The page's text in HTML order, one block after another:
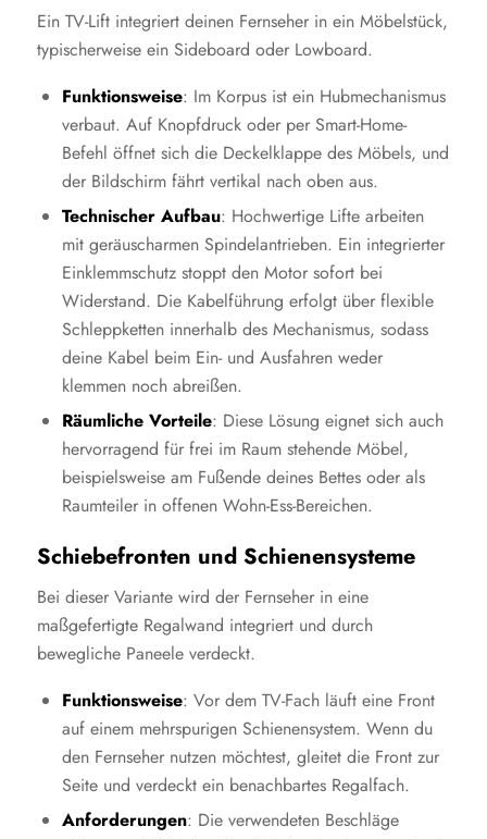
Ein TV-Lift integriert deinen Fernseher in ein Möbelstück,
typischerweise ein Sideboard oder Lowboard.
Funktionsweise: Im Korpus ist ein Hubmechanismus
verbaut. Auf Knopfdruck oder per Smart-Home-
Befehl öffnet sich die Deckelklappe des Möbels, und
der Bildschirm fährt vertikal nach oben aus.
Technischer Aufbau: Hochwertige Lifte arbeiten
mit geräuscharmen Spindelantrieben. Ein integrierter
Einklemmschutz stoppt den Motor sofort bei
Widerstand. Die Kabelführung erfolgt über flexible
Schleppketten innerhalb des Mechanismus, sodass
deine Kabel beim Ein- und Ausfahren weder
klemmen noch abreißen.
Räumliche Vorteile: Diese Lösung eignet sich auch
hervorragend für frei im Raum stehende Möbel,
beispielsweise am Fußende deines Bettes oder als
Raumteiler in offenen Wohn-Ess-Bereichen.
Schiebefronten und Schienensysteme
Bei dieser Variante wird der Fernseher in eine
maßgefertigte Regalwand integriert und durch
bewegliche Paneele verdeckt.
Funktionsweise: Vor dem TV-Fach läuft eine Front
auf einem mehrspurigen Schienensystem. Wenn du
den Fernseher nutzen möchtest, gleitet die Front zur
Seite und verdeckt ein benachbartes Regalfach.
Anforderungen: Die verwendeten Beschläge